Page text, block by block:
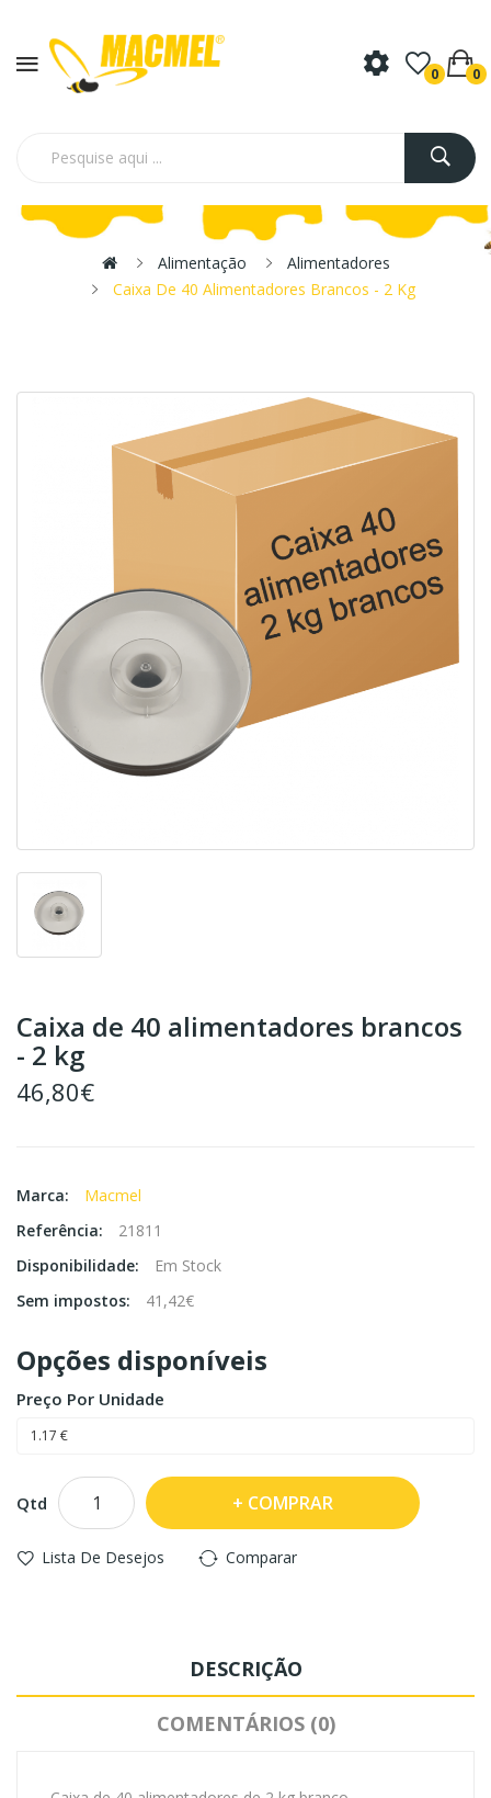
0 0
Alimentação
Alimentadores
Caixa De 40 Alimentadores Brancos - 2 Kg
Caixa de 40 alimentadores brancos
- 2 kg
46,80€
Marca:
Macmel
Referência:
21811
Disponibilidade:
Em Stock
Sem impostos:
41,42€
Opções disponíveis
Preço Por Unidade
Qtd COMPRAR
Lista De Desejos Comparar
DESCRIÇÃO
COMENTÁRIOS (0)